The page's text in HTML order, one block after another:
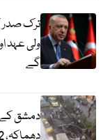
ترک صدر
ولی عہد
گے
دمشق کے
دھماکہ، 2 افراد جاں بحق، متعدد زخمی